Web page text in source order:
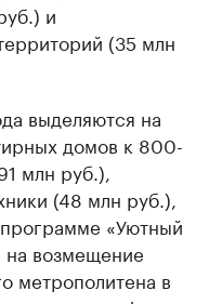
и
(35 млн
выделяются на
домов к 800-
млн руб.),
(48 млн руб.),
«Уютный
на возмещение
метрополитена в